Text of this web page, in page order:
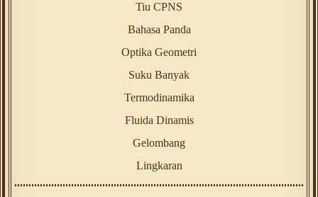
Tiu CPNS
Bahasa Panda
Optika Geometri
Suku Banyak
Termodinamika
Fluida Dinamis
Gelombang
Lingkaran